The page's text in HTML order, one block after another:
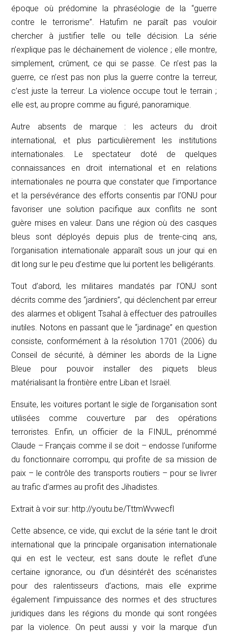
époque où prédomine la phraséologie de la “guerre
contre le terrorisme”. Hatufim ne paraît pas vouloir
chercher à justifier telle ou telle décision. La série
n’explique pas le déchainement de violence ; elle montre,
simplement, crûment, ce qui se passe. Ce n’est pas la
guerre, ce n’est pas non plus la guerre contre la terreur,
c’est juste la terreur. La violence occupe tout le terrain ;
elle est, au propre comme au figuré, panoramique.
Autre absents de marque : les acteurs du droit
international, et plus particulièrement les institutions
internationales. Le spectateur doté de quelques
connaissances en droit international et en relations
internationales ne pourra que constater que l’importance
et la persévérance des efforts consentis par l’ONU pour
favoriser une solution pacifique aux conflits ne sont
guère mises en valeur. Dans une région où des casques
bleus sont déployés depuis plus de trente-cinq ans,
l’organisation internationale apparaît sous un jour qui en
dit long sur le peu d’estime que lui portent les belligérants.
Tout d’abord, les militaires mandatés par l’ONU sont
décrits comme des “jardiniers”, qui déclenchent par erreur
des alarmes et obligent Tsahal à effectuer des patrouilles
inutiles. Notons en passant que le “jardinage” en question
consiste, conformément à la résolution 1701 (2006) du
Conseil de sécurité, à déminer les abords de la Ligne
Bleue pour pouvoir installer des piquets bleus
matérialisant la frontière entre Liban et Israël.
Ensuite, les voitures portant le sigle de l’organisation sont
utilisées comme couverture par des opérations
terroristes. Enfin, un officier de la FINUL, prénommé
Claude – Français comme il se doit – endosse l’uniforme
du fonctionnaire corrompu, qui profite de sa mission de
paix – le contrôle des transports routiers – pour se livrer
au trafic d’armes au profit des Jihadistes.
Extrait à voir sur: http://youtu.be/TttmWvwecfI
Cette absence, ce vide, qui exclut de la série tant le droit
international que la principale organisation internationale
qui en est le vecteur, est sans doute le reflet d’une
certaine ignorance, ou d’un désintérêt des scénaristes
pour des ralentisseurs d’actions, mais elle exprime
également l’impuissance des normes et des structures
juridiques dans les régions du monde qui sont rongées
par la violence. On peut aussi y voir la marque d’un